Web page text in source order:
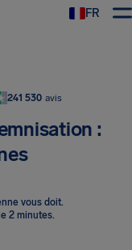
FR
241 530 avis
:
vous doit.
2 minutes.